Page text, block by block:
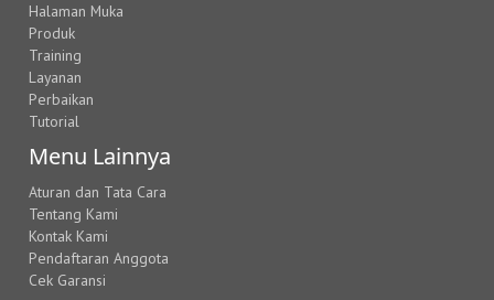
Halaman Muka
Produk
Training
Layanan
Perbaikan
Tutorial
Menu Lainnya
Aturan dan Tata Cara
Tentang Kami
Kontak Kami
Pendaftaran Anggota
Cek Garansi